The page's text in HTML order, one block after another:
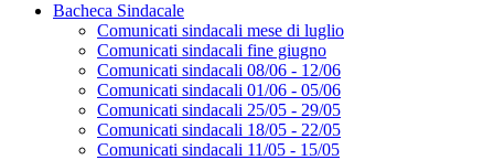
Bacheca Sindacale
Comunicati sindacali mese di luglio
Comunicati sindacali fine giugno
Comunicati sindacali 08/06 - 12/06
Comunicati sindacali 01/06 - 05/06
Comunicati sindacali 25/05 - 29/05
Comunicati sindacali 18/05 - 22/05
Comunicati sindacali 11/05 - 15/05